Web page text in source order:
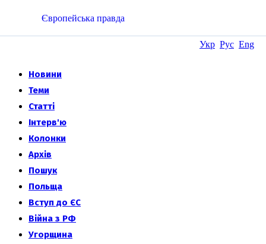
Укр Рус Eng
Європейська правда
Новини
Теми
Статті
Інтерв'ю
Колонки
Архів
Пошук
Польща
Вступ до ЄС
Війна з РФ
Угорщина